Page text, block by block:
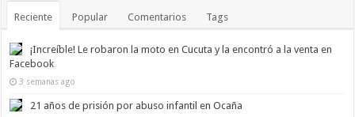
Reciente Popular Comentarios Tags
¡Increíble! Le robaron la moto en Cucuta y la encontró a la venta en
Facebook
3 semanas ago
21 años de prisión por abuso infantil en Ocaña